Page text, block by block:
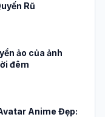
Rũ
ảo của ảnh
đêm
Anime Đẹp: